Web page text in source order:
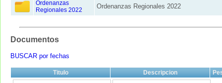
Ordenanzas
Regionales 2022
Ordenanzas Regionales 2022
Documentos
BUSCAR por fechas
Titulo Descripcion